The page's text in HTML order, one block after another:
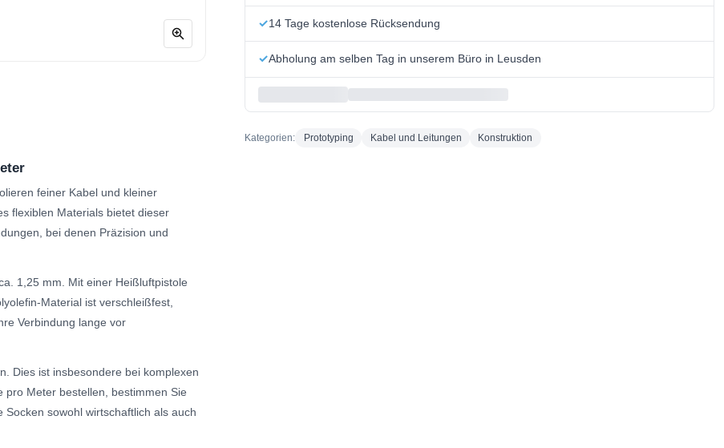
feiner Kabel und kleiner
flexiblen Materials bietet dieser
bei denen Präzision und
1,25 mm. Mit einer Heißluftpistole
Material ist verschleißfest,
Verbindung lange vor
Dies ist insbesondere bei komplexen
pro Meter bestellen, bestimmen Sie
sowohl wirtschaftlich als auch
14 Tage kostenlose Rücksendung
Abholung am selben Tag in unserem Büro in Leusden
Kategorien: Prototyping Kabel und Leitungen Konstruktion